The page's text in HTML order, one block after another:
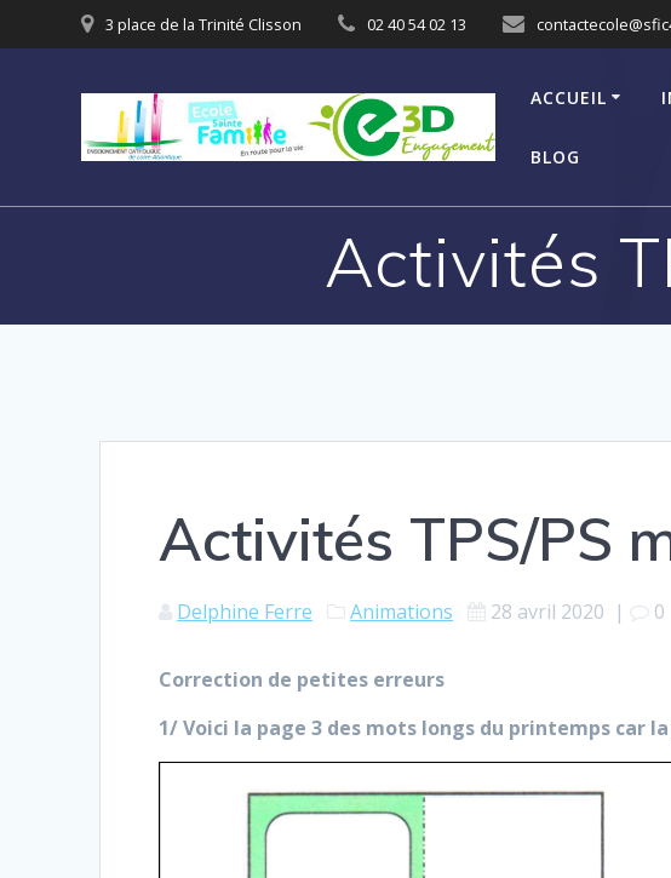
3 place de la Trinité Clisson 02 40 54 02 13
ACCUEIL
BLOG
Activités
Activités TPS/PS
Delphine Ferre Animations 28 avril 2020 | 0
Correction de petites erreurs
1/ Voici la page 3 des mots longs du printemps car